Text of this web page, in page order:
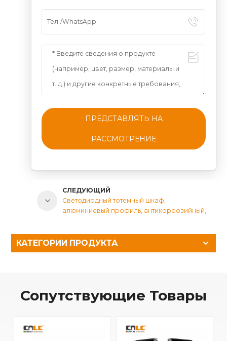
ПРЕДСТАВЛЯТЬ НА
РАССМОТРЕНИЕ
СЛЕДУЮЩИЙ
Светодиодный тотемный шкаф,
алюминиевый профиль, антикоррозийный,
КАТЕГОРИИ ПРОДУКТА
Сопутствующие Товары